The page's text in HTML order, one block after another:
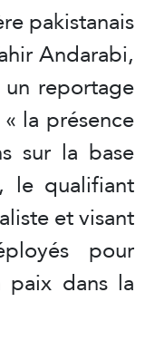
pakistanais
Andarabi,
reportage
la présence
sur la base
le qualifiant
et visant
pour
dans la